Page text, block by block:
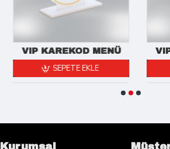
VIP KAREKOD MENÜ
SEPETE EKLE
VIP
Kurumsal